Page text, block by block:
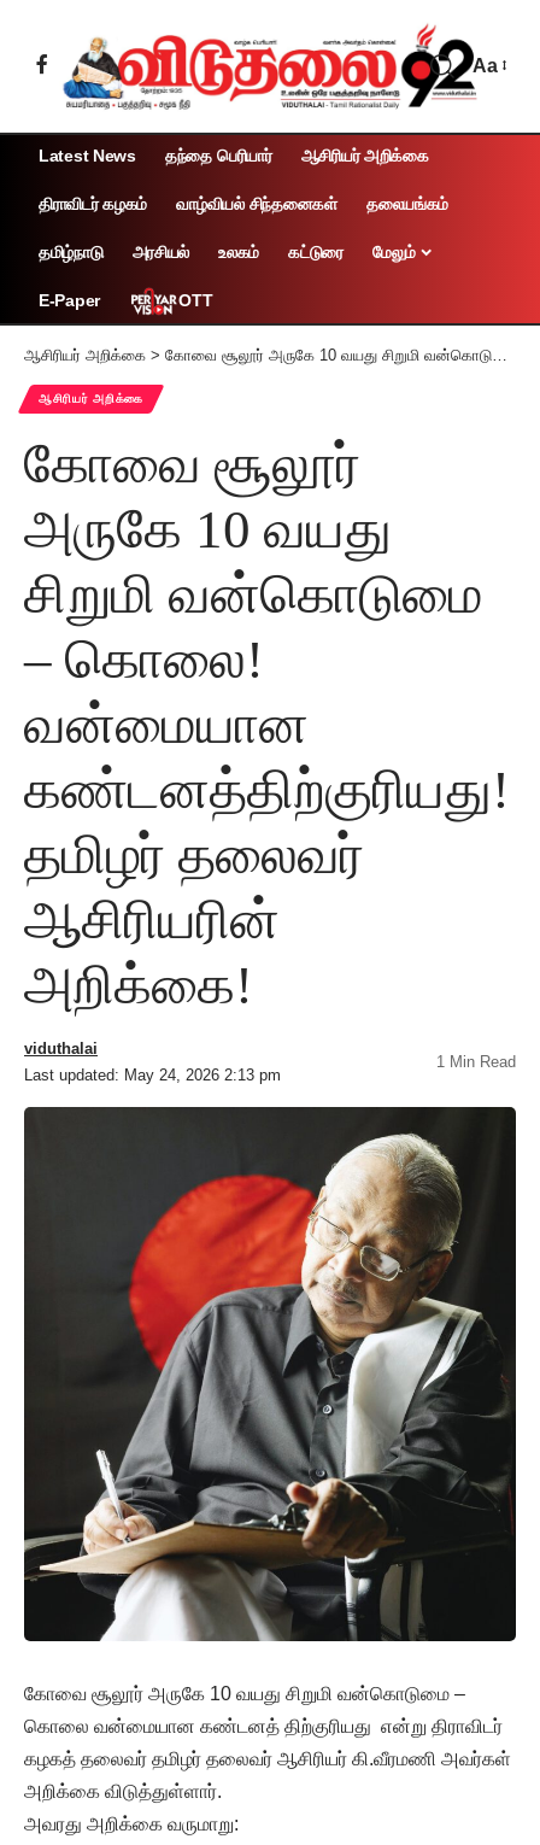
Aa
Latest News தந்தை பெரியார் ஆசிரியர் அறிக்கை
திராவிடர் கழகம் வாழ்வியல் சிந்தனைகள் தலையங்கம்
தமிழ்நாடு அரசியல் உலகம் கட்டுரை மேலும்
E-Paper OTT
ஆசிரியர் அறிக்கை > கோவை சூலூர் அருகே 10 வயது சிறுமி வன்கொடுமை – கொலை! வன்மையான கண்டனத்திற்குரியது! தமிழர் தலைவர் ஆசிரியரின் அறிக்கை!
ஆசிரியர் அறிக்கை
கோவை சூலூர்
அருகே 10 வயது
சிறுமி வன்கொடுமை
– கொலை!
வன்மையான
கண்டனத்திற்குரியது!
தமிழர் தலைவர்
ஆசிரியரின்
அறிக்கை!
Last updated: May 24, 2026 2:13 pm
viduthalai
1 Min Read
கோவை சூலூர் அருகே 10 வயது சிறுமி வன்கொடுமை –
கொலை வன்மையான கண்டனத் திற்குரியது என்று திராவிடர்
கழகத் தலைவர் தமிழர் தலைவர் ஆசிரியர் கி.வீரமணி அவர்கள்
அறிக்கை விடுத்துள்ளார்.
அவரது அறிக்கை வருமாறு: